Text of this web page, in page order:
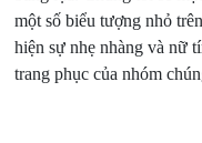
một số biểu tượng nhỏ
hiện sự nhẹ nhàng và nữ
trang phục của nhóm